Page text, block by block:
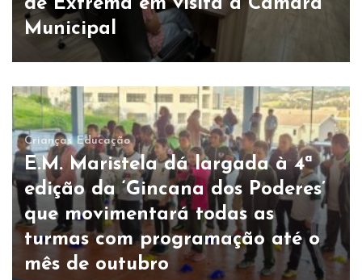
de Extrema em visita à Câmara
Municipal
Crianças Educação
E.M. Maristela dá largada à 4ª
edição da ‘Gincana dos Poderes’
que movimentará todas as
turmas com programação até o
mês de outubro